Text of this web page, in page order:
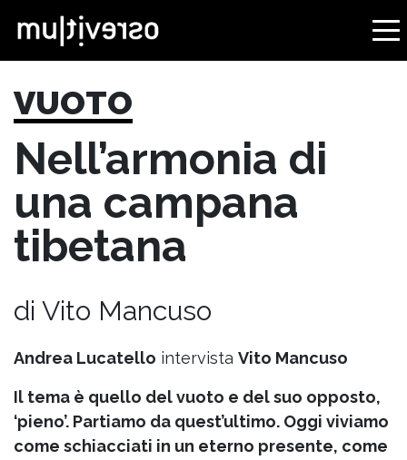
VUOTO
Nell’armonia di
una campana
tibetana
di Vito Mancuso
Andrea Lucatello intervista Vito Mancuso
Il tema è quello del vuoto e del suo opposto,
‘pieno’. Partiamo da quest’ultimo. Oggi viviamo
come schiacciati in un eterno presente, come